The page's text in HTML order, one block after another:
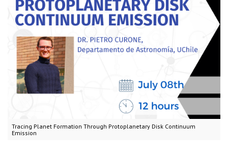
Tracing Planet Formation Through Protoplanetary Disk Continuum
Emission